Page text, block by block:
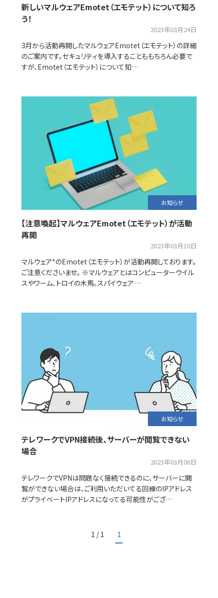
新しいマルウェアEmotet（エモテット）について知ろ
う！
2023年03月24日
3月から活動再開したマルウェアEmotet（エモテット）の詳細
のご案内です。セキュリティを導入することももちろん必要で
すが、Emotet（エモテット）について知…
お知らせ
【注意喚起】マルウェアEmotet（エモテット）が活動
再開
2023年03月10日
マルウェア*のEmotet（エモテット）が活動再開しております。
ご注意くださいませ。 ※マルウェアとはコンピューターウイル
スやワーム、トロイの木馬、スパイウェア…
お知らせ
テレワークでVPN接続後、サーバーが閲覧できない
場合
2023年03月06日
テレワークでVPNは問題なく接続できるのに、サーバーに閲
覧ができない場合は、ご利用いただいてる回線のIPアドレス
がプライベートIPアドレスになってる可能性がござ…
1 / 1 1